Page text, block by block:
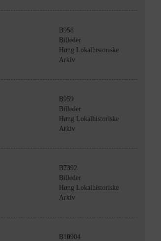
B958
Billeder
Høng Lokalhistoriske
Arkiv
B959
Billeder
Høng Lokalhistoriske
Arkiv
B7392
Billeder
Høng Lokalhistoriske
Arkiv
B10904